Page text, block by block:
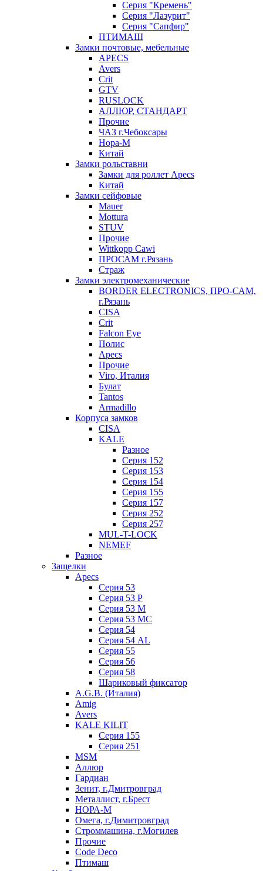
Серия "Кремень"
Серия "Лазурит"
Серия "Сапфир"
ПТИМАШ
Замки почтовые, мебельные
APECS
Avers
Crit
GTV
RUSLOCK
АЛЛЮР, СТАНДАРТ
Прочие
ЧАЗ г.Чебоксары
Нора-М
Китай
Замки рольставни
Замки для роллет Apecs
Китай
Замки сейфовые
Mauer
Mottura
STUV
Прочие
Wittkopp Cawi
ПРОСАМ г.Рязань
Страж
Замки электромеханические
BORDER ELECTRONICS, ПРО-САМ,
г.Рязань
CISA
Crit
Falcon Eye
Полис
Apecs
Прочие
Viro, Италия
Булат
Tantos
Armadillo
Корпуса замков
CISA
KALE
Разное
Серия 152
Серия 153
Серия 154
Серия 155
Серия 157
Серия 252
Серия 257
MUL-T-LOCK
NEMEF
Разное
Защелки
Apecs
Серия 53
Серия 53 P
Серия 53 М
Серия 53 МC
Серия 54
Серия 54 AL
Серия 55
Серия 56
Серия 58
Шариковый фиксатор
A.G.B. (Италия)
Amig
Avers
KALE KILIT
Серия 155
Серия 251
MSM
Аллюр
Гардиан
Зенит, г.Дмитровград
Металлист, г.Брест
НОРА-М
Омега, г.Димитровград
Строммашина, г.Могилев
Прочие
Code Deco
Птимаш